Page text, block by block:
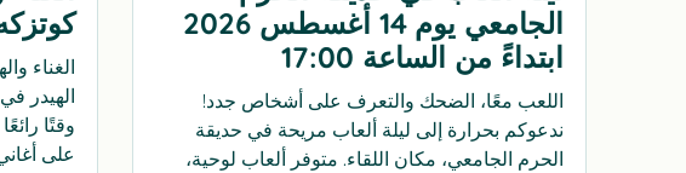
الجامعي يوم 14 أغسطس 2026
ابتداءً من الساعة 17:00
اللعب معًا، الضحك والتعرف على أشخاص جدد!
ندعوكم بحرارة إلى ليلة ألعاب مريحة في حديقة
الحرم الجامعي، مكان اللقاء. متوفر ألعاب لوحية،
الغناء
الهيدر
وقتًا
على